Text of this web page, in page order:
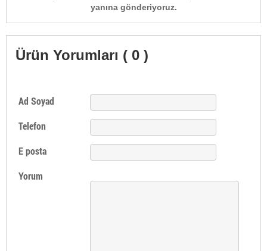
yanına gönderiyoruz.
Ürün Yorumları ( 0 )
Ad Soyad
Telefon
E posta
Yorum